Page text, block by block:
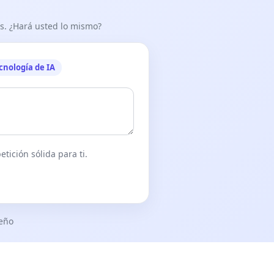
¿Hará usted lo mismo?
de IA
sólida para ti.